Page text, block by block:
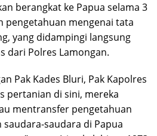
berangkat ke Papua selama 3
pengetahuan mengenai tata
yang didampingi langsung
dari Polres Lamongan.
Pak Kades Bluri, Pak Kapolres
pertanian di sini, mereka
mentransfer pengetahuan
saudara di Papua